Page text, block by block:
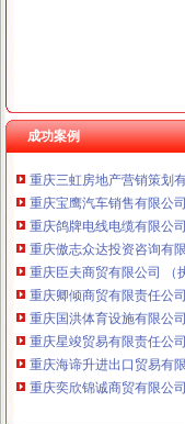
成功案例
重庆海谛升进出口贸易有
重庆奕欣锦诚商贸有限公
重庆信同广告有限公司 渝
重庆宝鹰汽车销售有限公司
重庆鸽牌电线电缆有限公
重庆傲志众达投资咨询有
重庆臣夫商贸有限公司 （
重庆卿倾商贸有限责任公
重庆国洪体育设施有限公司
重庆星竣贸易有限责任公
重庆海谛升进出口贸易有
重庆奕欣锦诚商贸有限公
重庆信同广告有限公司 渝
重庆三虹房地产营销策划